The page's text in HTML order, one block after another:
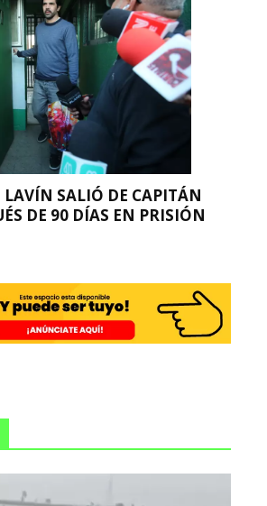
LAVÍN SALIÓ DE CAPITÁN
DE 90 DÍAS EN PRISIÓN